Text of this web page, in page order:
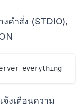
งคำสั่ง (STDIO),
everything
งเตือนความ